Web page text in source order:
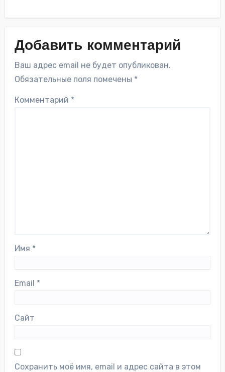
Добавить комментарий
Ваш адрес email не будет опубликован.
Обязательные поля помечены *
Комментарий *
Имя *
Email *
Сайт
Сохранить моё имя, email и адрес сайта в этом